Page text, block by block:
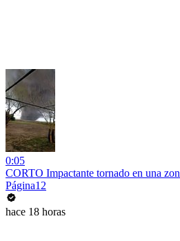
0:05
CORTO Impactante tornado en una
Página12
hace 18 horas